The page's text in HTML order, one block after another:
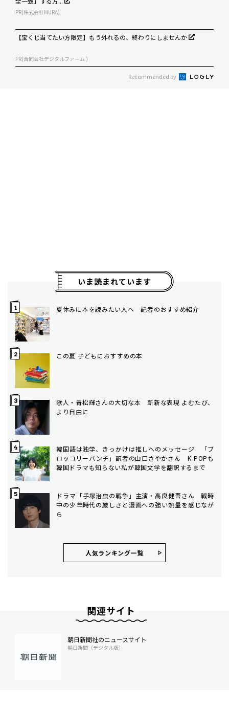
PR(株式会社MURA)
【宝くじ当てたい方限定】もう外れるの、終わりにしませんか
PR(合同会社デジタルファーム )
Recommended by
いま読まれています
夏休みに本を読みたい人へ 記者のおすすめ紹介
この夏 子どもにおすすめの本
歌人・青松輝さんの大切な本 斬新な表現 よむたび、
より自由に
韓国語は独学、きっかけは推しへのメッセージ 「ブ
ロッコリーパンチ」訳者の山口さやかさん K-POPも
韓国ドラマも知らない私が韓国文学を翻訳するまで
ドラマ「手塚治虫の戦争」主演・高良健吾さん 戦時
中の少年時代の厳しさと漫画への強い熱量を感じなが
ら
人気ランキング⼀覧
関連サイト
朝日新聞社のニュースサイト
朝日新聞（デジタル版）